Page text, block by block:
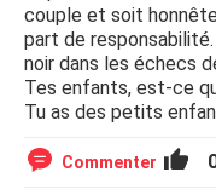
couple et soit
part de
noir dans les échecs
Tes enfants, est-ce
Tu as des petits
Commenter